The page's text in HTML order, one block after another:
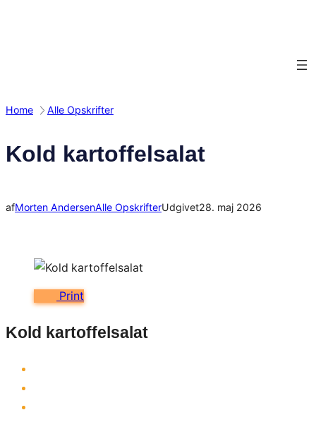
Home Alle Opskrifter
Kold kartoffelsalat
afMorten AndersenAlle OpskrifterUdgivet28. maj 2026
Print
Kold kartoffelsalat